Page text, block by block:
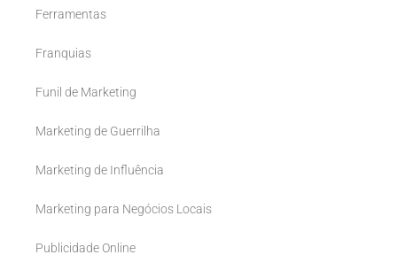
Ferramentas
Franquias
Funil de Marketing
Marketing de Guerrilha
Marketing de Influência
Marketing para Negócios Locais
Publicidade Online